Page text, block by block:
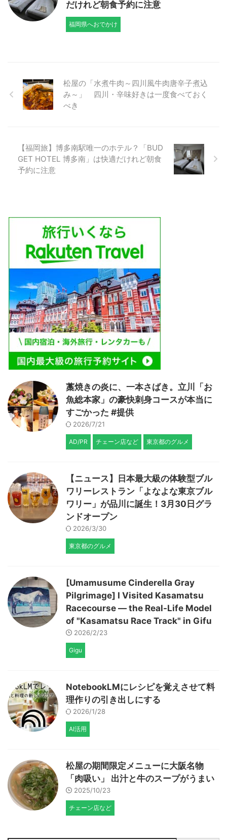
だけれど朝食予約に注意
福岡県へおでかけ
松屋の「水煮牛肉～四川風牛肉唐辛子煮込
み～」 四川・辛味好きは一度食べておく
べき
【福岡旅】博多南駅唯一のホテル？「BUD
GET HOTEL 博多南」は快適だけれど朝食
予約に注意
藁焼きの炎に、一本さばき。立川「お
魚総本家」の豪快刺身コースが本当に
すごかった #提供
2026/7/21
AD/PR チェーン店など 東京都のグルメ
【ニュース】日本最大級の体験型ブル
ワリーレストラン「よなよな東京ブル
ワリー」が品川に誕生！3月30日グラ
ンドオープン
2026/3/30
東京都のグルメ
[Umamusume Cinderella Gray
Pilgrimage] I Visited Kasamatsu
Racecourse — the Real-Life Model
of "Kasamatsu Race Track" in Gifu
2026/2/23
Gigu
NotebookLMにレシピを覚えさせて料
理作りの引き出しにする
2026/1/28
AI活用
松屋の期間限定メニューに大阪名物
「肉吸い」 出汁と牛のスープがうまい
2025/10/23
チェーン店など